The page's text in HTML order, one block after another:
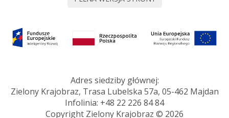
Adres siedziby głównej:
Zielony Krajobraz, Trasa Lubelska 57a, 05-462 Majdan
Infolinia: +48 22 226 84 84
Copyright Zielony Krajobraz © 2026